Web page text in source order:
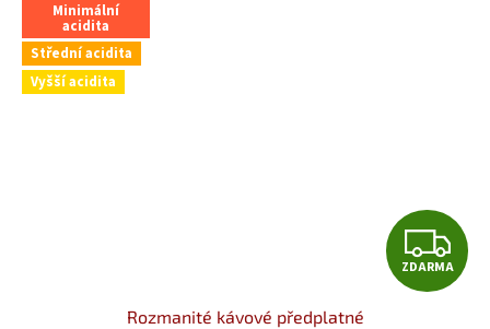
Minimální
acidita
Střední acidita
Vyšší acidita
Z
D
ZDARMA
Rozmanité kávové předplatné